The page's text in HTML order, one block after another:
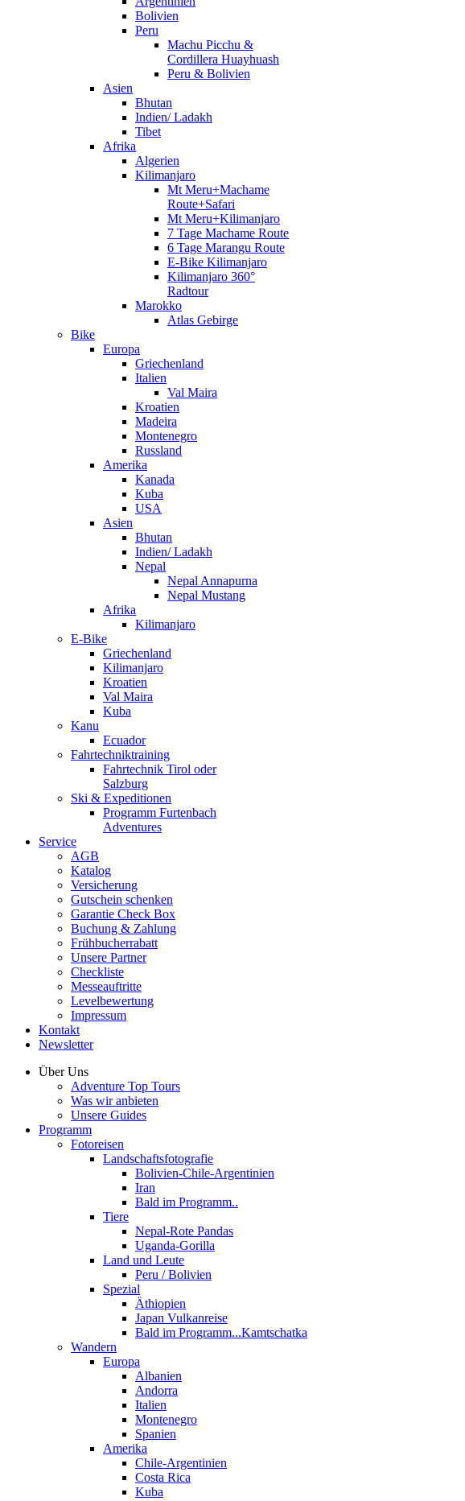
Bolivien
Peru
Machu Picchu &
Cordillera Huayhuash
Peru & Bolivien
Asien
Bhutan
Indien/ Ladakh
Tibet
Afrika
Algerien
Kilimanjaro
Mt Meru+Machame
Route+Safari
Mt Meru+Kilimanjaro
7 Tage Machame Route
6 Tage Marangu Route
E-Bike Kilimanjaro
Kilimanjaro 360°
Radtour
Marokko
Atlas Gebirge
Bike
Europa
Griechenland
Italien
Val Maira
Kroatien
Madeira
Montenegro
Russland
Amerika
Kanada
Kuba
USA
Asien
Bhutan
Indien/ Ladakh
Nepal
Nepal Annapurna
Nepal Mustang
Afrika
Kilimanjaro
E-Bike
Griechenland
Kilimanjaro
Kroatien
Val Maira
Kuba
Kanu
Ecuador
Fahrtechniktraining
Fahrtechnik Tirol oder
Salzburg
Ski & Expeditionen
Programm Furtenbach
Adventures
Service
AGB
Katalog
Versicherung
Gutschein schenken
Garantie Check Box
Buchung & Zahlung
Frühbucherrabatt
Unsere Partner
Checkliste
Messeauftritte
Levelbewertung
Impressum
Kontakt
Newsletter
Über Uns
Adventure Top Tours
Was wir anbieten
Unsere Guides
Programm
Fotoreisen
Landschaftsfotografie
Bolivien-Chile-Argentinien
Iran
Bald im Programm..
Tiere
Nepal-Rote Pandas
Uganda-Gorilla
Land und Leute
Peru / Bolivien
Spezial
Äthiopien
Japan Vulkanreise
Bald im Programm...Kamtschatka
Wandern
Europa
Albanien
Andorra
Italien
Montenegro
Spanien
Amerika
Chile-Argentinien
Costa Rica
Kuba